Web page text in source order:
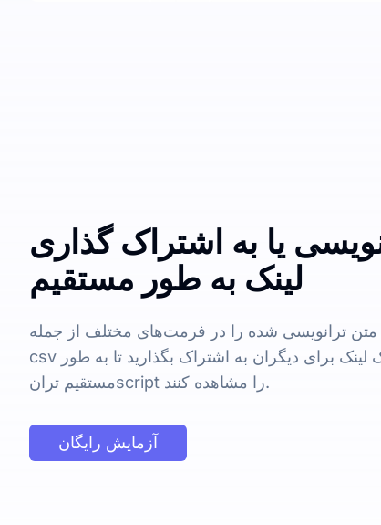
یا به اشتراک گذاری
لینک به طور مستقیم
متن ترانویسی شده را در فرمت‌های مختلف از جمله txt، docx، pdf، srt، vtt و
csv صادر کنید. همچنین می‌توانید یک لینک برای دیگران به اشتراک بگذارید تا به طور
مستقیم ترانscript را مشاهده کنند.
آزمایش رایگان